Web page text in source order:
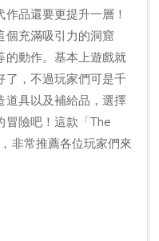
品還要更提升一層！
個充滿吸引力的洞窟
的動作。基本上遊戲就
了，不過玩家們可是千
道具以及補給品，選擇
冒險吧！這款「The
非常推薦各位玩家們來